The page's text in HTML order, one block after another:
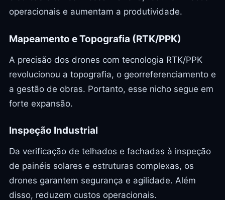
operacionais e aumentam a produtividade.
Mapeamento e Topografia (RTK/PPK)
A precisão dos drones com tecnologia RTK/PPK
revolucionou a topografia, o georreferenciamento e
a gestão de obras. Portanto, esse nicho segue em
forte expansão.
Inspeção Industrial
Da verificação de telhados e fachadas à inspeção
de painéis solares e estruturas complexas, os
drones garantem segurança e agilidade. Além
disso, reduzem custos operacionais.